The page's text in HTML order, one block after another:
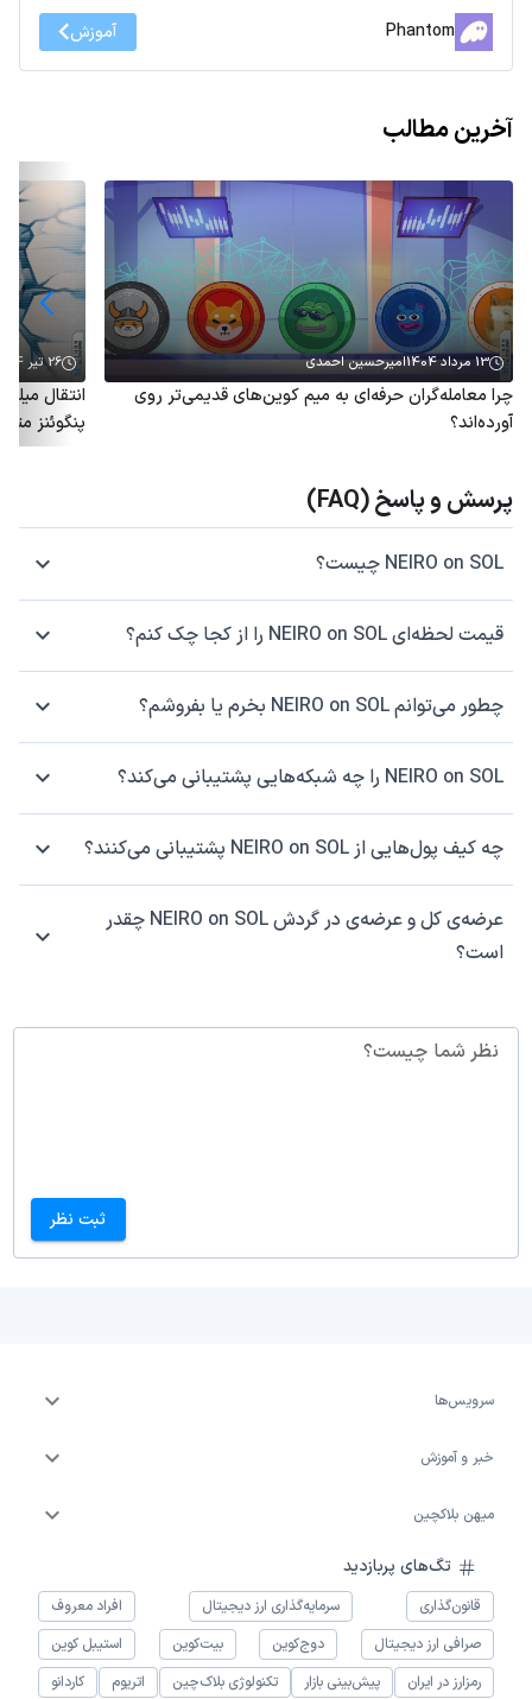
Phantom آموزش
آخرین مطالب
13 مرداد 1404 امیرحسین احمدی
چرا معامله‌گران حرفه‌ای به میم کوین‌های قدیمی‌تر روی
آورده‌اند؟
26 تیر 1404
پنگوئنز
پرسش و پاسخ (FAQ)
NEIRO on SOL چیست؟
قیمت لحظه‌ای NEIRO on SOL را از کجا چک کنم؟
چطور می‌توانم NEIRO on SOL بخرم یا بفروشم؟
NEIRO on SOL را چه شبکه‌هایی پشتیبانی می‌کند؟
چه کیف پول‌هایی از NEIRO on SOL پشتیبانی می‌کنند؟
عرضه‌ی کل و عرضه‌ی در گردش NEIRO on SOL چقدر
است؟
نظر شما چیست؟
ثبت نظر
سرویس‌ها
خبر و آموزش
میهن بلاکچین
تگ‌های پربازدید
قانون‌گذاری سرمایه‌گذاری ارز دیجیتال
افراد معروف
صرافی ارز دیجیتال
دوج‌کوین بیت‌کوین
استیبل کوین
رمزارز در ایران
پیش‌بینی بازار تکنولوژی بلاک‌چین اتریوم کاردانو